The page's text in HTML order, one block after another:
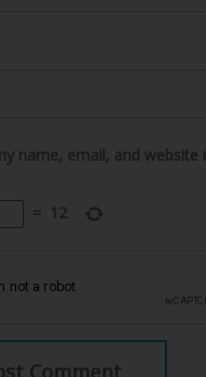
name, email, and
= 12